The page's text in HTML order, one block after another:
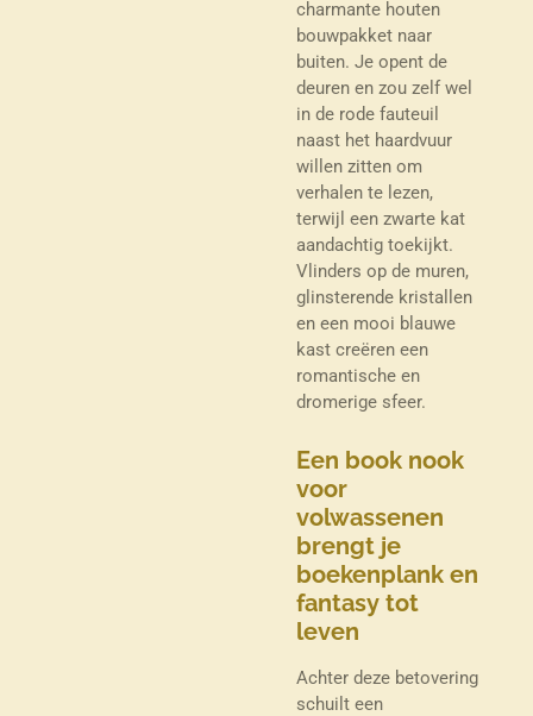
charmante houten
bouwpakket naar
buiten. Je opent de
deuren en zou zelf wel
in de rode fauteuil
naast het haardvuur
willen zitten om
verhalen te lezen,
terwijl een zwarte kat
aandachtig toekijkt.
Vlinders op de muren,
glinsterende kristallen
en een mooi blauwe
kast creëren een
romantische en
dromerige sfeer.
Een book nook
voor
volwassenen
brengt je
boekenplank en
fantasy tot
leven
Achter deze betovering
schuilt een